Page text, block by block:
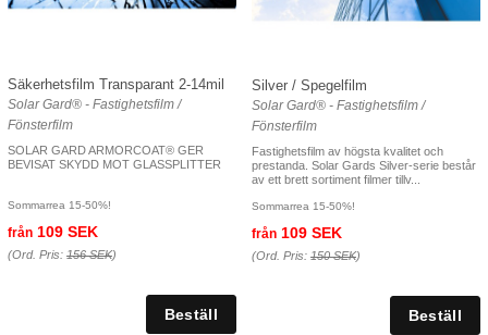
Säkerhetsfilm Transparant 2-14mil
Solar Gard® - Fastighetsfilm /
Fönsterfilm
SOLAR GARD ARMORCOAT® GER
BEVISAT SKYDD MOT GLASSPLITTER
Sommarrea 15-50%!
från 109 SEK
(Ord. Pris: 156 SEK)
Silver / Spegelfilm
Solar Gard® - Fastighetsfilm /
Fönsterfilm
Fastighetsfilm av högsta kvalitet och
prestanda. Solar Gards Silver-serie består
av ett brett sortiment filmer tillv...
Sommarrea 15-50%!
från 109 SEK
(Ord. Pris: 150 SEK)